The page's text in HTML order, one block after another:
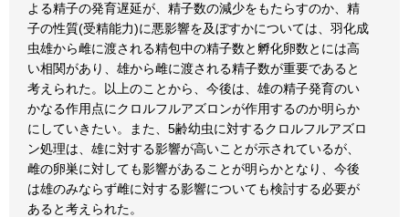
よる精子の発育遅延が、精子数の減少をもたらすのか、精
子の性質(受精能力)に悪影響を及ぼすかについては、羽化成
虫雄から雌に渡される精包中の精子数と孵化卵数とには高
い相関があり、雄から雌に渡される精子数が重要であると
考えられた。以上のことから、今後は、雄の精子発育のい
かなる作用点にクロルフルアズロンが作用するのか明らか
にしていきたい。また、5齢幼虫に対するクロルフルアズロ
ン処理は、雄に対する影響が高いことが示されているが、
雌の卵巣に対しても影響があることが明らかとなり、今後
は雄のみならず雌に対する影響についても検討する必要が
あると考えられた。